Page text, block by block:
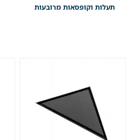
תעלות וקופסאות מרובעות